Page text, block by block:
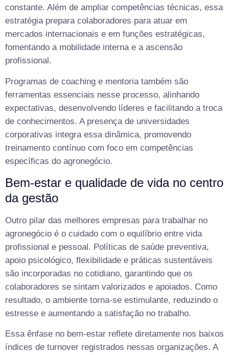
constante. Além de ampliar competências técnicas, essa
estratégia prepara colaboradores para atuar em
mercados internacionais e em funções estratégicas,
fomentando a mobilidade interna e a ascensão
profissional.
Programas de coaching e mentoria também são
ferramentas essenciais nesse processo, alinhando
expectativas, desenvolvendo líderes e facilitando a troca
de conhecimentos. A presença de universidades
corporativas integra essa dinâmica, promovendo
treinamento contínuo com foco em competências
específicas do agronegócio.
Bem-estar e qualidade de vida no centro
da gestão
Outro pilar das melhores empresas para trabalhar no
agronegócio é o cuidado com o equilíbrio entre vida
profissional e pessoal. Políticas de saúde preventiva,
apoio psicológico, flexibilidade e práticas sustentáveis
são incorporadas no cotidiano, garantindo que os
colaboradores se sintam valorizados e apoiados. Como
resultado, o ambiente torna-se estimulante, reduzindo o
estresse e aumentando a satisfação no trabalho.
Essa ênfase no bem-estar reflete diretamente nos baixos
índices de turnover registrados nessas organizações. A